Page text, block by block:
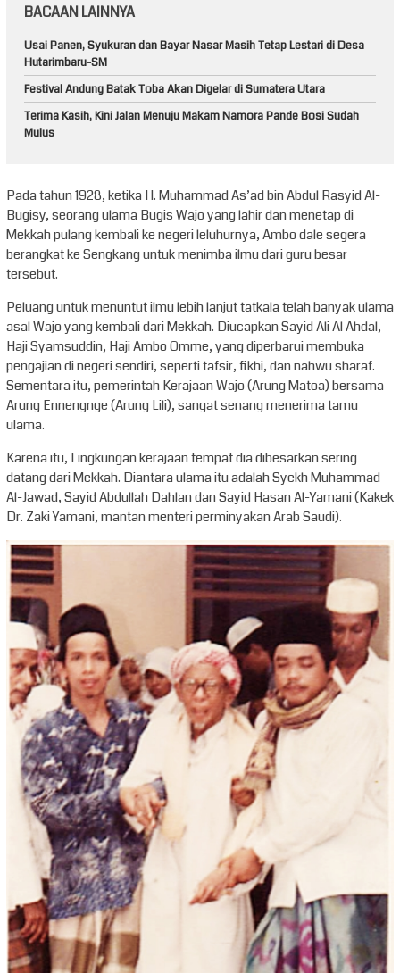
BACAAN LAINNYA
Usai Panen, Syukuran dan Bayar Nasar Masih Tetap Lestari di Desa
Hutarimbaru-SM
Festival Andung Batak Toba Akan Digelar di Sumatera Utara
Terima Kasih, Kini Jalan Menuju Makam Namora Pande Bosi Sudah
Mulus
Pada tahun 1928, ketika H. Muhammad As’ad bin Abdul Rasyid Al-
Bugisy, seorang ulama Bugis Wajo yang lahir dan menetap di
Mekkah pulang kembali ke negeri leluhurnya, Ambo dale segera
berangkat ke Sengkang untuk menimba ilmu dari guru besar
tersebut.
Peluang untuk menuntut ilmu lebih lanjut tatkala telah banyak ulama
asal Wajo yang kembali dari Mekkah. Diucapkan Sayid Ali Al Ahdal,
Haji Syamsuddin, Haji Ambo Omme, yang diperbarui membuka
pengajian di negeri sendiri, seperti tafsir, fikhi, dan nahwu sharaf.
Sementara itu, pemerintah Kerajaan Wajo (Arung Matoa) bersama
Arung Ennengnge (Arung Lili), sangat senang menerima tamu
ulama.
Karena itu, Lingkungan kerajaan tempat dia dibesarkan sering
datang dari Mekkah. Diantara ulama itu adalah Syekh Muhammad
Al-Jawad, Sayid Abdullah Dahlan dan Sayid Hasan Al-Yamani (Kakek
Dr. Zaki Yamani, mantan menteri perminyakan Arab Saudi).